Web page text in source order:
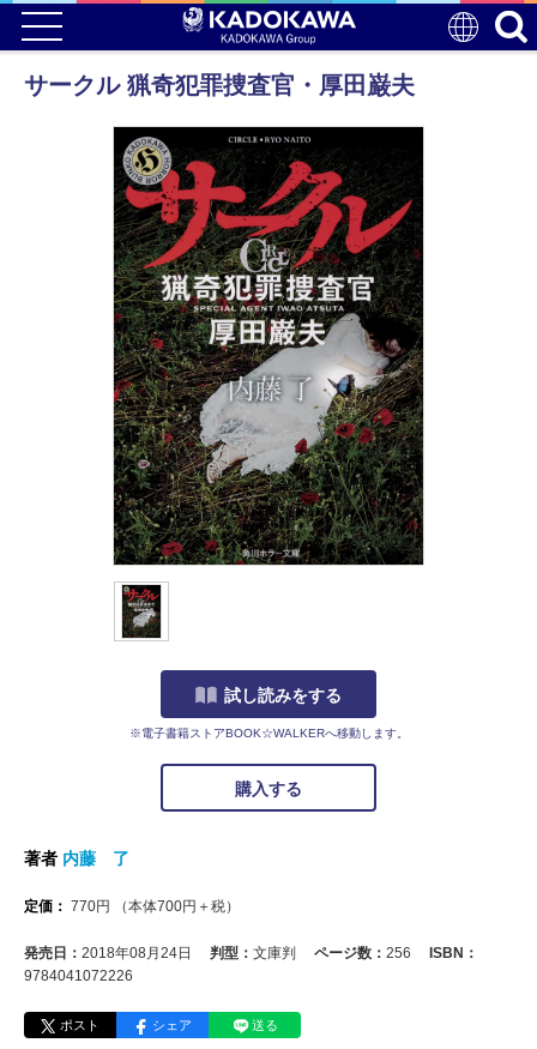
サークル 猟奇犯罪捜査官・厚田巌夫
試し読みをする
※電子書籍ストアBOOK☆WALKERへ移動します。
購入する
著者 内藤 了
定価： 770円 （本体700円＋税）
発売日： 2018年08月24日 判型： 文庫判 ページ数： 256
ISBN：
9784041072226
ポスト シェア 送る